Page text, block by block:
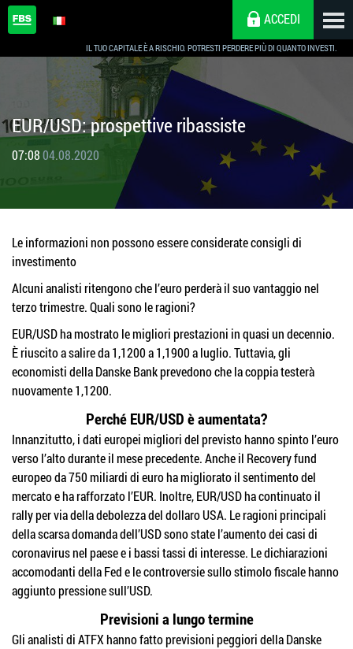
IL TUO CAPITALE È A RISCHIO. POTRESTI PERDERE PIÙ DI QUANTO INVESTI.
ACCEDI
EUR/USD: prospettive ribassiste
07:0804.08.2020
Le informazioni non possono essere considerate consigli di
investimento
Alcuni analisti ritengono che l’euro perderà il suo vantaggio nel
terzo trimestre. Quali sono le ragioni?
EUR/USD ha mostrato le migliori prestazioni in quasi un decennio.
È riuscito a salire da 1,1200 a 1,1900 a luglio. Tuttavia, gli
economisti della Danske Bank prevedono che la coppia testerà
nuovamente 1,1200.
Perché EUR/USD è aumentata?
Innanzitutto, i dati europei migliori del previsto hanno spinto l’euro
verso l’alto durante il mese precedente. Anche il Recovery fund
europeo da 750 miliardi di euro ha migliorato il sentimento del
mercato e ha rafforzato l’EUR. Inoltre, EUR/USD ha continuato il
rally per via della debolezza del dollaro USA. Le ragioni principali
della scarsa domanda dell’USD sono state l’aumento dei casi di
coronavirus nel paese e i bassi tassi di interesse. Le dichiarazioni
accomodanti della Fed e le controversie sullo stimolo fiscale hanno
aggiunto pressione sull’USD.
Previsioni a lungo termine
Gli analisti di ATFX hanno fatto previsioni peggiori della Danske